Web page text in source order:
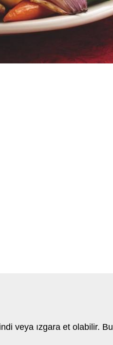
veya ızgara et olabilir. Bu